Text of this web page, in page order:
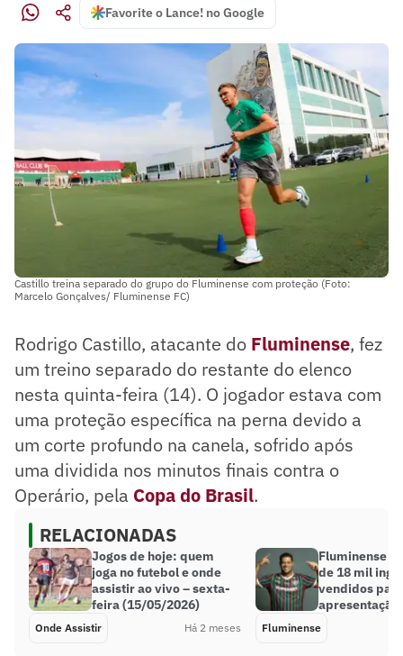
Favorite o Lance! no Google
Castillo treina separado do grupo do Fluminense com proteção (Foto:
Marcelo Gonçalves/ Fluminense FC)
Rodrigo Castillo, atacante do Fluminense, fez
um treino separado do restante do elenco
nesta quinta-feira (14). O jogador estava com
uma proteção específica na perna devido a
um corte profundo na canela, sofrido após
uma dividida nos minutos finais contra o
Operário, pela Copa do Brasil.
RELACIONADAS
Jogos de hoje: quem
joga no futebol e onde
assistir ao vivo – sexta-
feira (15/05/2026)
Onde Assistir Há 2 meses
Fluminense
de 18 mil
vendidos para
apresentação
Fluminense